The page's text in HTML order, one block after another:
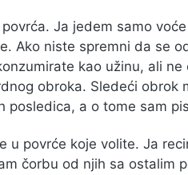
Ja jedem samo
Ako niste spremni da se
kao užinu, ali
obroka. Sledeći obrok
posledica, a o tome sam
u povrće koje volite. Ja
čorbu od njih sa ostalim